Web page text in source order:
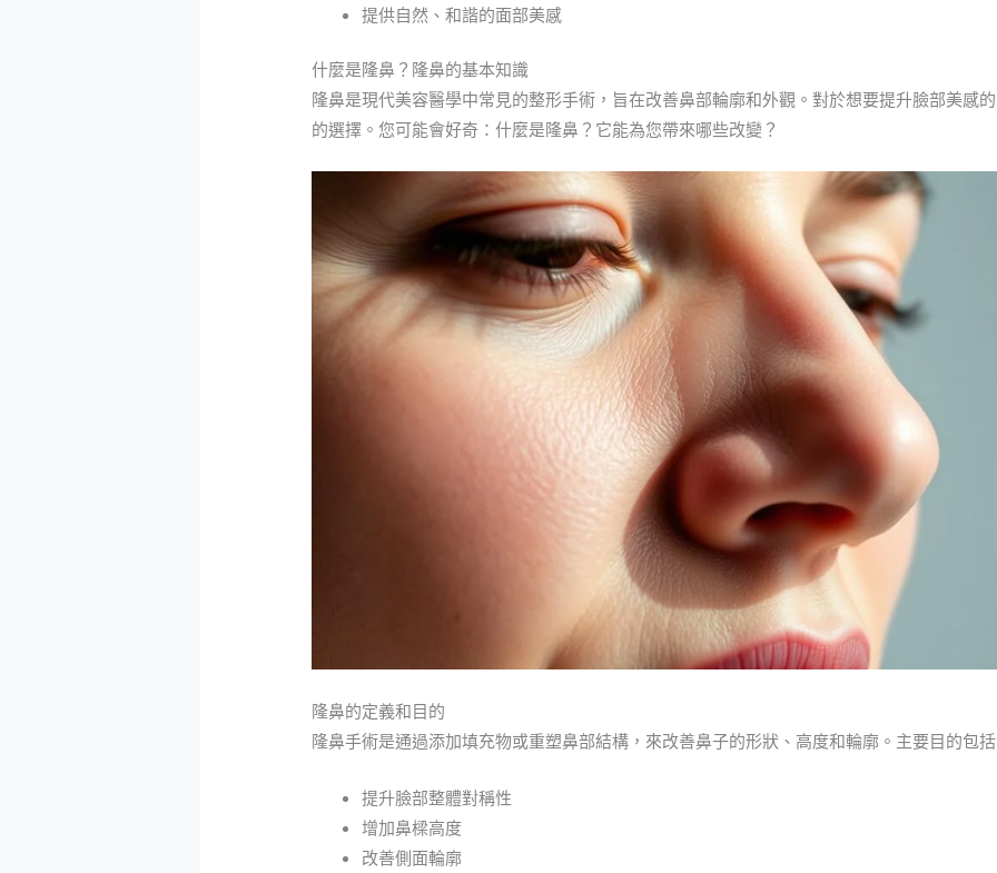
提供自然、和諧的面部美感
什麼是隆鼻？隆鼻的基本知識
隆鼻是現代美容醫學中常見的整形手術，旨在改善鼻部輪廓和外觀。對於想要提升臉部美感
的選擇。您可能會好奇：什麼是隆鼻？它能為您帶來哪些改變？
隆鼻的定義和目的
隆鼻手術是通過添加填充物或重塑鼻部結構，來改善鼻子的形狀、高度和輪廓。主要目的包
提升臉部整體對稱性
增加鼻樑高度
改善側面輪廓